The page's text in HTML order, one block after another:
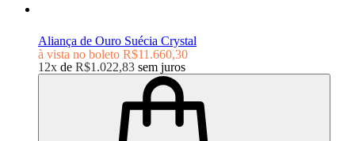
Aliança de Ouro Suécia Crystal
à vista no boleto R$11.660,30
12x de R$1.022,83 sem juros